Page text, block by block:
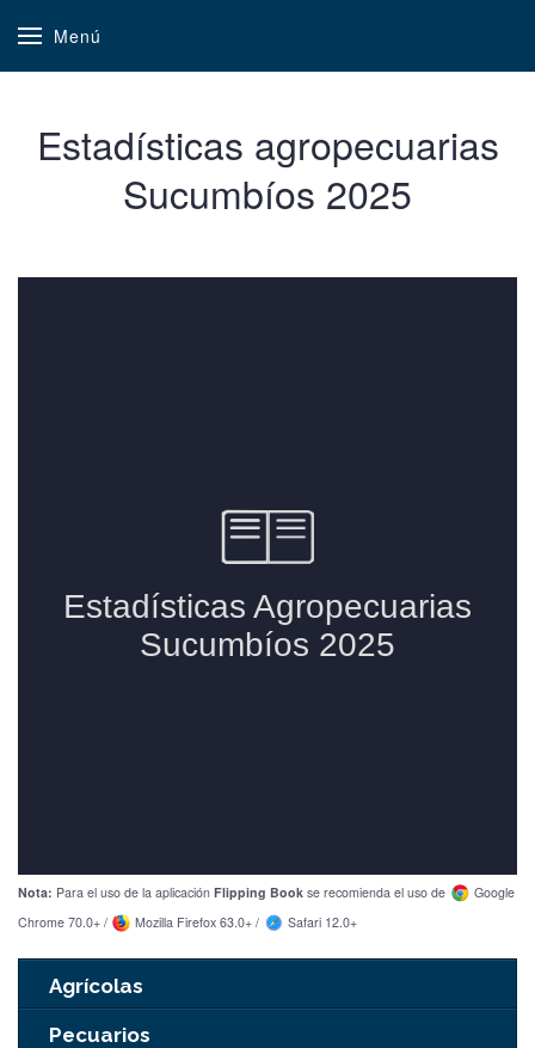
Menú
Estadísticas agropecuarias
Sucumbíos 2025
Nota: Para el uso de la aplicación Flipping Book se recomienda el uso de
Google
Chrome 70.0+ /
Mozilla Firefox 63.0+ / Safari 12.0+
Agrícolas
Pecuarios